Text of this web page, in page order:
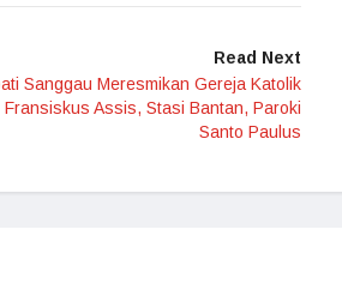
Read Next
Sanggau Meresmikan Gereja Katolik
Fransiskus Assis, Stasi Bantan, Paroki
Santo Paulus